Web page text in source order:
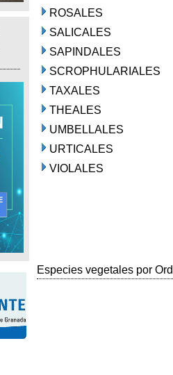
ROSALES
SALICALES
SAPINDALES
SCROPHULARIALES
TAXALES
THEALES
UMBELLALES
URTICALES
VIOLALES
Especies vegetales por